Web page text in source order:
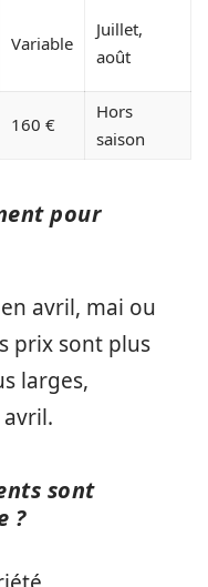
Variable
Juillet,
août
160 €
Hors
saison
pour
avril, mai ou
prix sont plus
larges,
avril.
sont
?